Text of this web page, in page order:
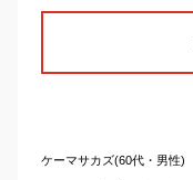
ケーマサカズ(60代・男性)